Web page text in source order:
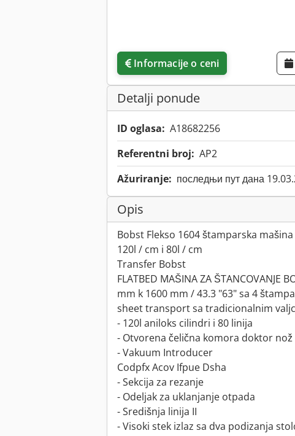
Informacije o ceni
Detalji ponude
ID oglasa: A18682256
Referentni broj: AP2
Ažuriranje: последњи пут дана
Opis
Bobst Flekso 1604 štamparska
120l / cm i 80l / cm
Transfer Bobst
FLATBED MAŠINA ZA ŠTANCOVANJE
mm k 1600 mm / 43.3 "63" sa 4
sheet transport sa tradicionalnim
- 120l aniloks cilindri i 80 linija
- Otvorena čelična komora doktor nož
- Vakuum Introducer
Codpfx Acov Ifpue Dsha
- Sekcija za rezanje
- Odeljak za uklanjanje otpada
- Središnja linija II
- Visoki stek izlaz sa dva podizanja